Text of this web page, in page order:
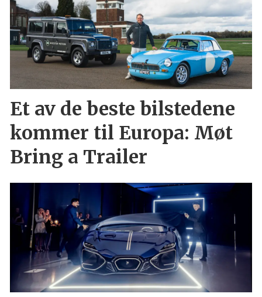
Et av de beste bilstedene
kommer til Europa: Møt
Bring a Trailer